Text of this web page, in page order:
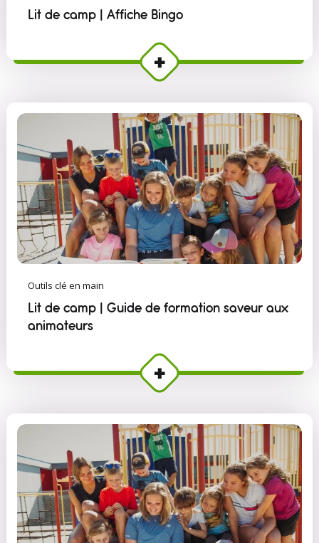
Lit de camp | Affiche Bingo
Outils clé en main
Lit de camp | Guide de formation saveur aux
animateurs